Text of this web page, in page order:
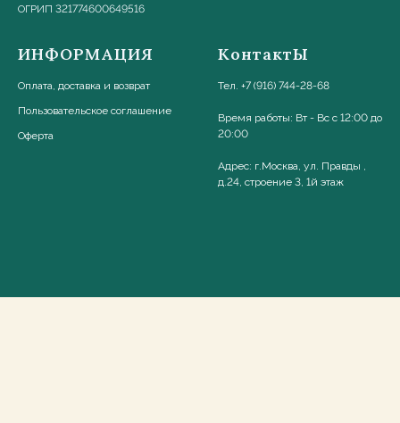
ОГРИП 321774600649516
ИНФОРМАЦИЯ
Оплата, доставка и возврат
Пользовательское соглашение
Оферта
КонтактЫ
Тел. +7 (916) 744-28-68
Время работы: Вт - Вс с 12:00 до
20:00
Адрес: г.Москва, ул. Правды ,
д.24, строение 3, 1й этаж